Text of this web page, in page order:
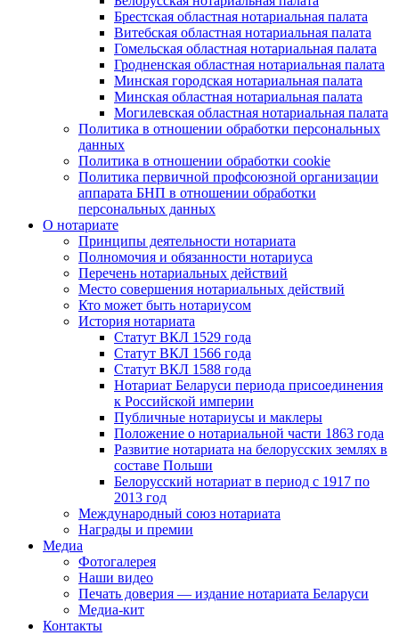
Брестская областная нотариальная палата
Витебская областная нотариальная палата
Гомельская областная нотариальная палата
Гродненская областная нотариальная палата
Минская городская нотариальная палата
Минская областная нотариальная палата
Могилевская областная нотариальная палата
Политика в отношении обработки персональных
данных
Политика в отношении обработки cookie
Политика первичной профсоюзной организации
аппарата БНП в отношении обработки
персональных данных
О нотариате
Принципы деятельности нотариата
Полномочия и обязанности нотариуса
Перечень нотариальных действий
Место совершения нотариальных действий
Кто может быть нотариусом
История нотариата
Статут ВКЛ 1529 года
Статут ВКЛ 1566 года
Статут ВКЛ 1588 года
Нотариат Беларуси периода присоединения
к Российской империи
Публичные нотариусы и маклеры
Положение о нотариальной части 1863 года
Развитие нотариата на белорусских землях в
составе Польши
Белорусский нотариат в период с 1917 по
2013 год
Международный союз нотариата
Награды и премии
Медиа
Фотогалерея
Наши видео
Печать доверия — издание нотариата Беларуси
Медиа-кит
Контакты